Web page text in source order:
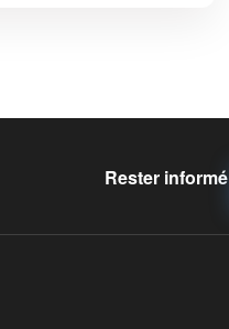
Rester informé